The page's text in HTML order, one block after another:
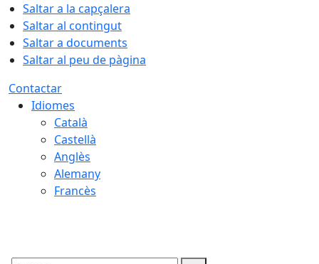
Saltar a la capçalera
Saltar al contingut
Saltar a documents
Saltar al peu de pàgina
Contactar
Idiomes
Català
Castellà
Anglès
Alemany
Francès